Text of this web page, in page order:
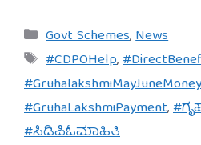
Categories
Govt Schemes,News
Tags
#CDPOHelp,
#GruhalakshmiMayJuneMoney
#GruhaLakshmiPayment,
#ಸಿಡಿಪಿಓಮಾಹಿತಿ